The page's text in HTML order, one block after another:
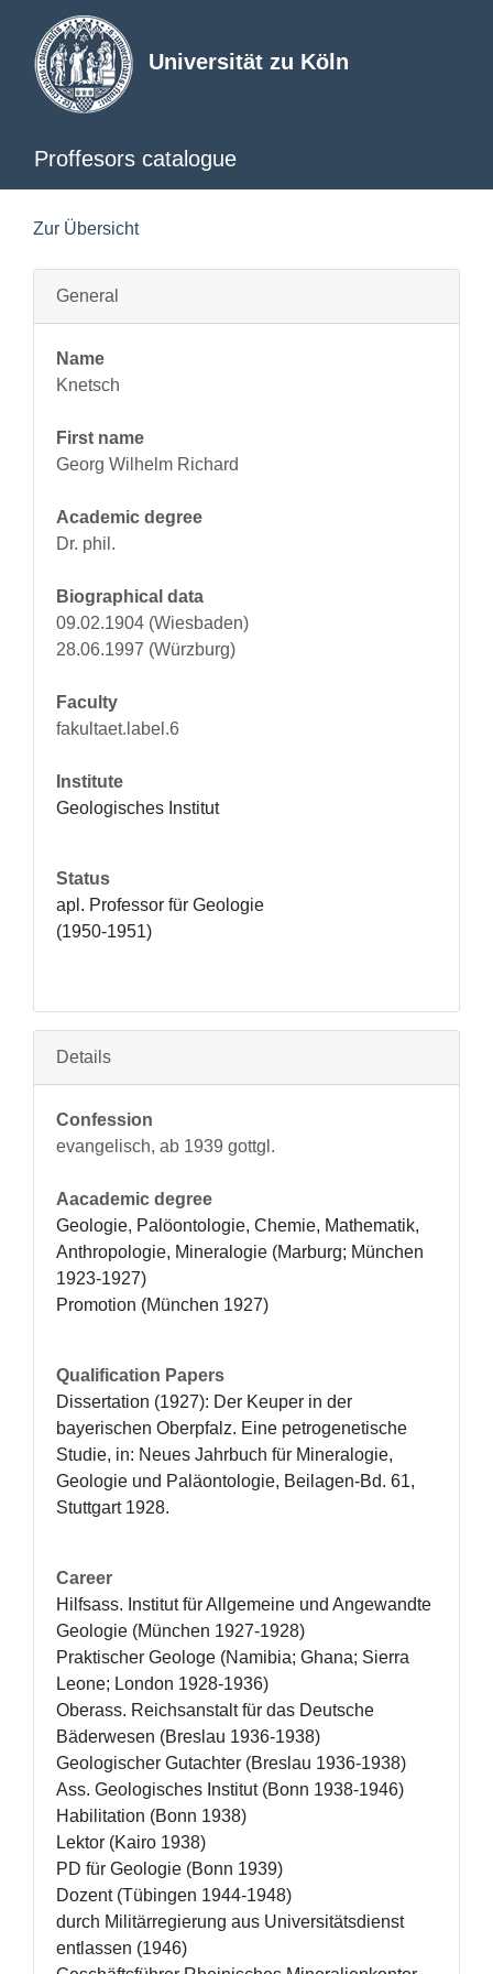
Universität zu Köln
Proffesors catalogue
Zur Übersicht
General
Name
Knetsch
First name
Georg Wilhelm Richard
Academic degree
Dr. phil.
Biographical data
09.02.1904 (Wiesbaden)
28.06.1997 (Würzburg)
Faculty
fakultaet.label.6
Institute
Geologisches Institut
Status
apl. Professor für Geologie
(1950-1951)
Details
Confession
evangelisch, ab 1939 gottgl.
Aacademic degree
Geologie, Palöontologie, Chemie, Mathematik,
Anthropologie, Mineralogie (Marburg; München
1923-1927)
Promotion (München 1927)
Qualification Papers
Dissertation (1927): Der Keuper in der
bayerischen Oberpfalz. Eine petrogenetische
Studie, in: Neues Jahrbuch für Mineralogie,
Geologie und Paläontologie, Beilagen-Bd. 61,
Stuttgart 1928.
Career
Hilfsass. Institut für Allgemeine und Angewandte
Geologie (München 1927-1928)
Praktischer Geologe (Namibia; Ghana; Sierra
Leone; London 1928-1936)
Oberass. Reichsanstalt für das Deutsche
Bäderwesen (Breslau 1936-1938)
Geologischer Gutachter (Breslau 1936-1938)
Ass. Geologisches Institut (Bonn 1938-1946)
Habilitation (Bonn 1938)
Lektor (Kairo 1938)
PD für Geologie (Bonn 1939)
Dozent (Tübingen 1944-1948)
durch Militärregierung aus Universitätsdienst
entlassen (1946)